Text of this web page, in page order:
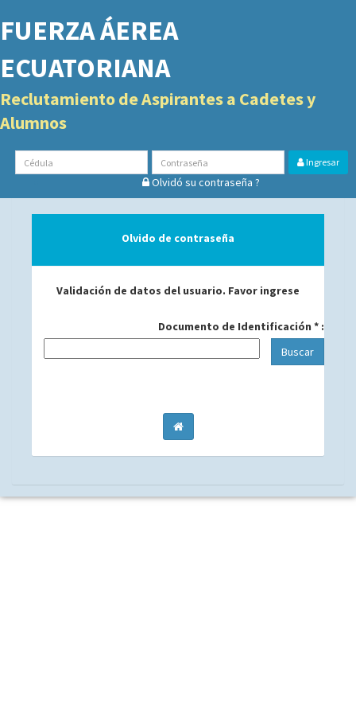
FUERZA ÁEREA
ECUATORIANA
Reclutamiento de Aspirantes a Cadetes y
Alumnos
Ingresar
Olvidó su contraseña ?
Olvido de contraseña
Validación de datos del usuario. Favor ingrese
Documento de Identificación * :